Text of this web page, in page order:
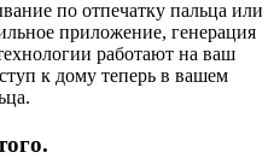
по отпечатку пальца или
приложение, генерация
работают на ваш
к дому теперь в вашем